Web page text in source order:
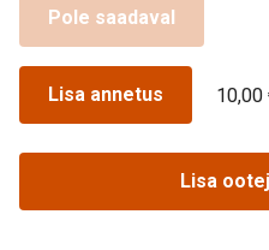
Pole saadaval
Lisa annetus 10,00
Lisa